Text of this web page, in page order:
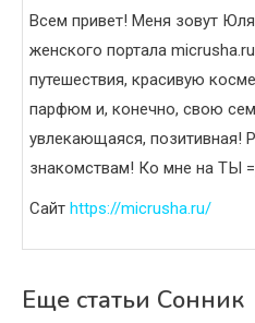
Всем привет! Меня зовут
женского портала
путешествия, красивую
парфюм и, конечно, свою
увлекающаяся, позитивная!
знакомствам! Ко мне на ТЫ
Сайт https://micrusha.ru/
Еще статьи Сонник